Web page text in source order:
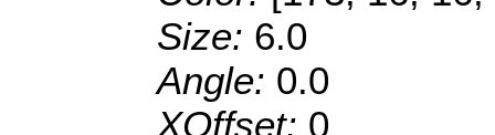
Size: 6.0
Angle: 0.0
XOffset: 0